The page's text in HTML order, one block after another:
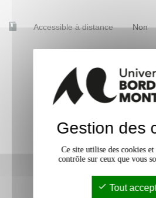
Accessible à distance Non
Gestion des
Ce site utilise des cookies
contrôle sur ceux que vous
Tout